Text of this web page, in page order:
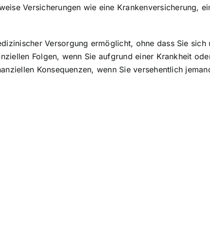
Versicherungen wie eine Krankenversicherung,
Versorgung ermöglicht, ohne dass Sie sich
Folgen, wenn Sie aufgrund einer Krankheit
Konsequenzen, wenn Sie versehentlich